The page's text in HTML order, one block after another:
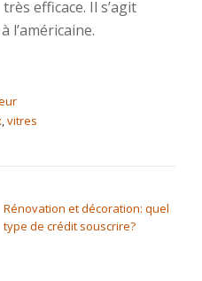
efficace. Il s’agit
l’américaine.
,vitres
Rénovation et décoration: quel
type de crédit souscrire?